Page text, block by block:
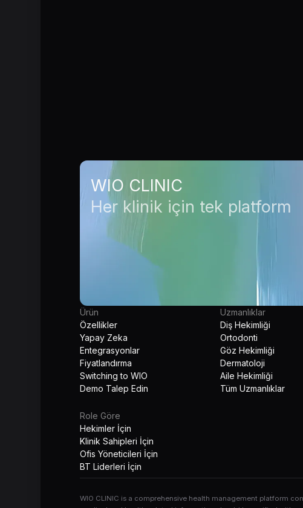
WIO CLINIC
Her klinik için tek platform
Ürün
Özellikler
Yapay Zeka
Entegrasyonlar
Fiyatlandırma
Switching to WIO
Demo Talep Edin
Uzmanlıklar
Diş Hekimliği
Ortodonti
Göz Hekimliği
Dermatoloji
Aile Hekimliği
Tüm Uzmanlıklar
Role Göre
Hekimler İçin
Klinik Sahipleri İçin
Ofis Yöneticileri İçin
BT Liderleri İçin
WIO CLINIC is a comprehensive health management platform